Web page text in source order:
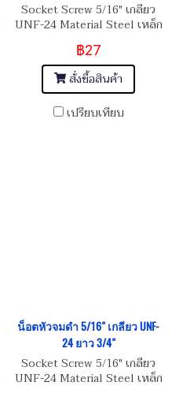
Socket Screw 5/16" เกลียว
UNF-24 Material Steel เหล็ก
แข็งมาตรฐาน 8.8
฿27
สั่งซื้อสินค้า
เปรียบเทียบ
น็อตหัวจมดำ 5/16" เกลียว UNF-
24 ยาว 3/4"
Socket Screw 5/16" เกลียว
UNF-24 Material Steel เหล็ก